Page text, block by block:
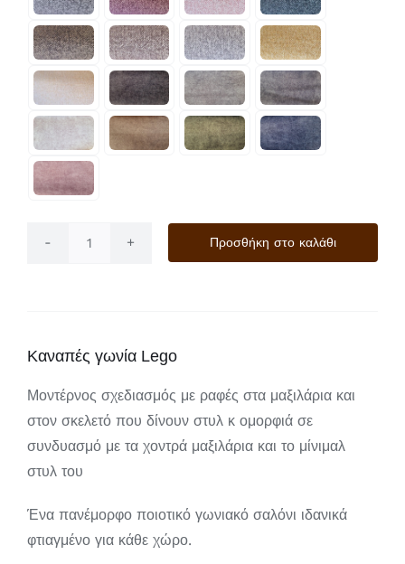
Lego
Προσθήκη στο καλάθι
Καναπές γωνία Lego
Μοντέρνος σχεδιασμός με ραφές στα μαξιλάρια και
στον σκελετό που δίνουν στυλ κ ομορφιά σε
συνδυασμό με τα χοντρά μαξιλάρια και το μίνιμαλ
στυλ του
Ένα πανέμορφο ποιοτικό γωνιακό σαλόνι ιδανικά
φτιαγμένο για κάθε χώρο.